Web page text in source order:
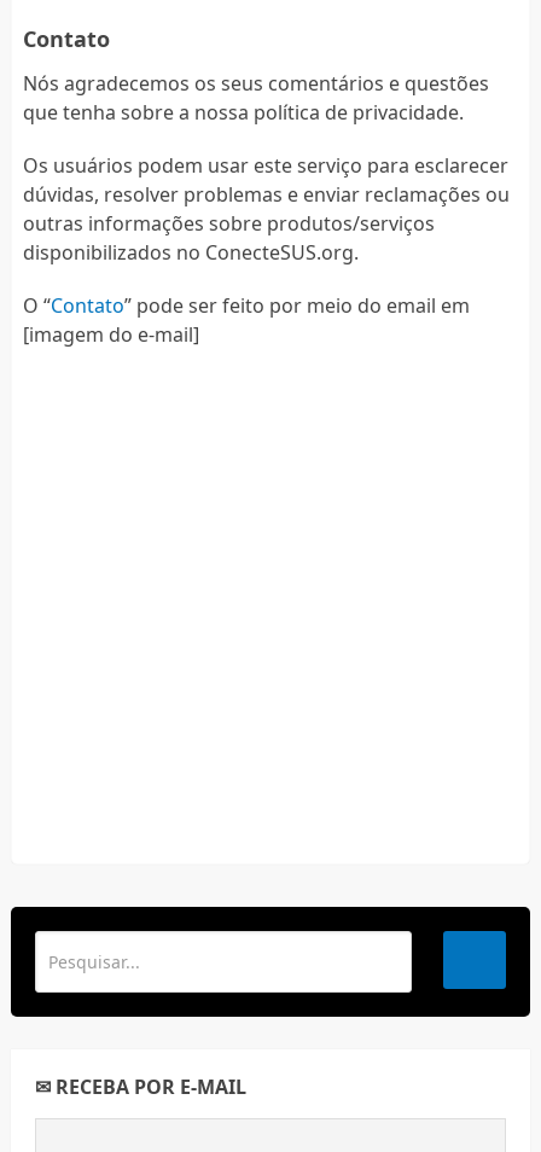
Contato
Nós agradecemos os seus comentários e questões
que tenha sobre a nossa política de privacidade.
Os usuários podem usar este serviço para esclarecer
dúvidas, resolver problemas e enviar reclamações ou
outras informações sobre produtos/serviços
disponibilizados no ConecteSUS.org.
O “Contato” pode ser feito por meio do email em
[imagem do e-mail]
✉ RECEBA POR E-MAIL